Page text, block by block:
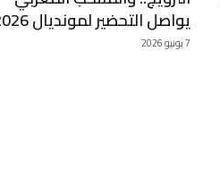
يواصل التحضير لمونديال 2026
7 يونيو 2026